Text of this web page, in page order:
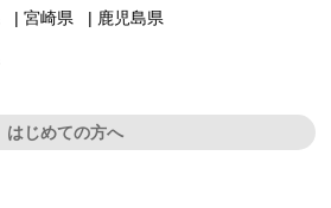
宮崎県 鹿児島県
はじめての方へ